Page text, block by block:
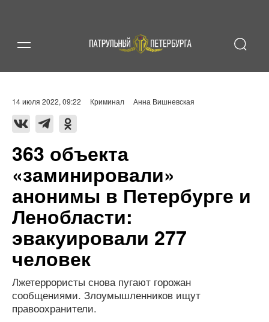
14 июля 2022, 09:22 Криминал Анна Вишневская
363 объекта
«заминировали»
анонимы в Петербурге и
Ленобласти:
эвакуировали 277
человек
Лжетеррористы снова пугают горожан
сообщениями. Злоумышленников ищут
правоохранители.